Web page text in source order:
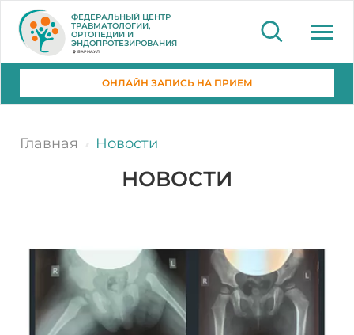
ФЕДЕРАЛЬНЫЙ ЦЕНТР
ТРАВМАТОЛОГИИ,
ОРТОПЕДИИ И
ЭНДОПРОТЕЗИРОВАНИЯ
БАРНАУЛ
ОНЛАЙН ЗАПИСЬ НА ПРИЕМ
Главная Новости
НОВОСТИ